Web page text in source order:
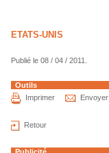
ETATS-UNIS
Publié le 08 / 04 / 2011.
Outils
Imprimer
Envoyer
Retour